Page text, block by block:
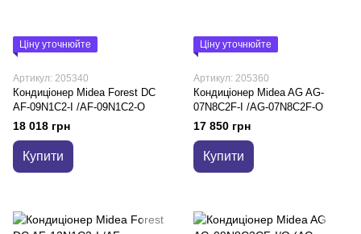
Ціну уточнюйте
Артикул: 205340
Кондиціонер Midea Forest DC
AF-09N1C2-I /AF-09N1C2-O
18 018 грн
Купити
Ціну уточнюйте
Артикул: 205360
Кондиціонер Midea AG AG-
07N8C2F-I /AG-07N8C2F-O
17 850 грн
Купити